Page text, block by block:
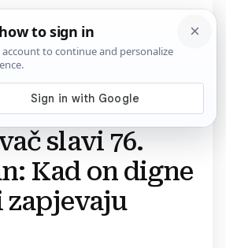
slavi 76.
Kad on digne
zapjevaju